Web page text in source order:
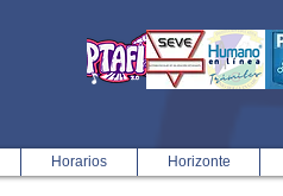
Horarios Horizonte